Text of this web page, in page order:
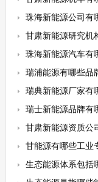
珠海新能源公司有
甘肃新能源研究机
珠海新能源汽车有
瑞浦能源有哪些品
瑞典新能源厂家有
瑞士新能源品牌有
甘肃新能源资质公
甘能源有哪些工业
生态能源体系包括